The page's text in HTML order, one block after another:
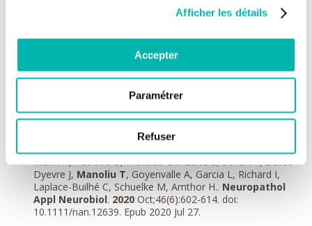
Afficher les détails
Accepter
Paramétrer
Refuser
Long-term quality assessment and monitoring of light
microscope performance through accessible and reliable
Bancel-Vallée, Aurélien Dauphin, Baptiste Monterroso,
Perrine Frère, David Geny,Manoliu T
Fabrice P. Cordelières, Damien Schapman, Roland
Nitschke, Julien Cau, Thomas Guilbert bioRxiv
.06.16.448633; doi:
Live-imaging of revertant and therapeutically restored
dystrophin in the DmdEGFP-mdx mouse model for
Duchenne muscular dystrophy.Petkova MV, Stantzou A,
Morin A, Petrova O, Morales-Gonzalez S, Seifert F, Bellec-
Dyevre J, Manoliu T, Goyenvalle A, Garcia L, Richard I,
Laplace-Builhé C, Schuelke M, Amthor H.. Neuropathol
Appl Neurobiol. 2020Oct;46(6):602-614. doi:
10.1111/nan.12639. Epub 2020 Jul 27.